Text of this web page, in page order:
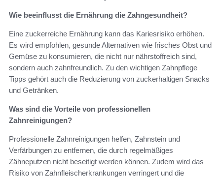
Wie beeinflusst die Ernährung die Zahngesundheit?
Eine zuckerreiche Ernährung kann das Kariesrisiko erhöhen.
Es wird empfohlen, gesunde Alternativen wie frisches Obst und
Gemüse zu konsumieren, die nicht nur nährstoffreich sind,
sondern auch zahnfreundlich. Zu den wichtigen Zahnpflege
Tipps gehört auch die Reduzierung von zuckerhaltigen Snacks
und Getränken.
Was sind die Vorteile von professionellen
Zahnreinigungen?
Professionelle Zahnreinigungen helfen, Zahnstein und
Verfärbungen zu entfernen, die durch regelmäßiges
Zähneputzen nicht beseitigt werden können. Zudem wird das
Risiko von Zahnfleischerkrankungen verringert und die